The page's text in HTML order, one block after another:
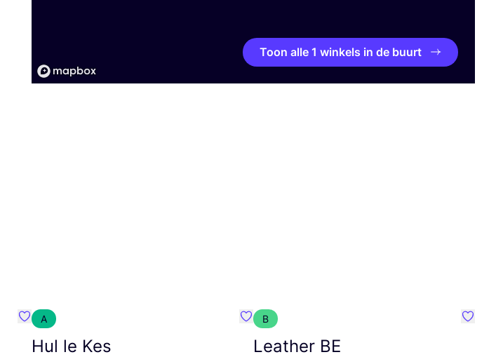
Toon alle 1 winkels in de buurt
Favoriete {naam}
A
Hul le Kes
Favoriete {naam}
B
Leather BE